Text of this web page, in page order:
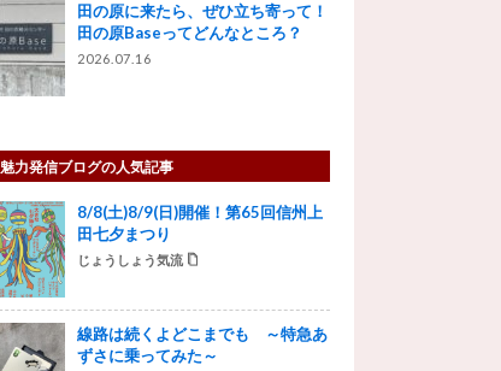
田の原に来たら、ぜひ立ち寄って！
田の原Baseってどんなところ？
2026.07.16
魅力発信ブログの人気記事
8/8(土)8/9(日)開催！第65回信州上
田七夕まつり
じょうしょう気流
線路は続くよどこまでも ～特急あ
ずさに乗ってみた～